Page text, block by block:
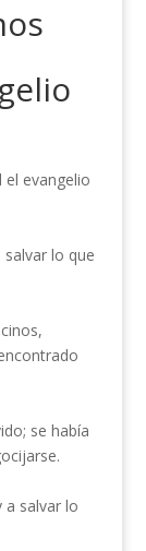
evangelio
lo que
se había
a salvar lo